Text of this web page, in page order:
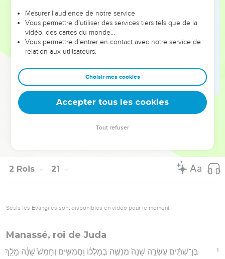
וּמִבָּנֶ֜יךָ אֲשֶׁ֨ר יֵצְא֧וּ מִמְּךָ֛ אֲשֶׁ֥ר תּוֹלִ֖יד *יקח **יִקָּ֑חוּ וְהָיוּ֙ סָֽרִיסִ֔ים
בְּהֵיכַ֖ל מֶ֥לֶךְ בָּבֶֽל׃
וַיֹּ֤אמֶר חִזְקִיָּ֙הוּ֙ אֶֽל־יְשַֽׁעְיָ֔הוּ ט֥וֹב דְּבַר־יְהוָ֖ה אֲשֶׁ֣ר דִּבַּ֑רְתָּ וַיֹּ֕אמֶר הֲל֛וֹא
אִם־שָׁל֥וֹם וֶאֱמֶ֖ת יִהְיֶ֥ה בְיָמָֽי׃
וְאֶת־הַתְּעָלָ֔ה וַיָּבֵ֥א אֶת־הַמַּ֖יִם הָעִ֑ירָה הֲלֹא־הֵ֣ם כְּתוּבִ֗ים עַל־סֵ֛פֶר
דִּבְרֵ֥י הַיָּמִ֖ים לְמַלְכֵ֥י יְהוּדָֽה׃
וַיִּשְׁכַּ֥ב חִזְקִיָּ֖הוּ עִם־אֲבֹתָ֑יו וַיִּמְלֹ֛ךְ מְנַשֶּׁ֥ה בְנ֖וֹ תַּחְתָּֽיו׃
Hébreu : © Westminster Leningrad Codex - tanach.us --- Grec : © 2010 by the
2 Rois 21
Seuls les Évangiles sont disponibles en vidéo pour le moment.
Manassé, roi de Juda
1
בֶּן־שְׁתֵּ֨ים עֶשְׂרֵ֤ה שָׁנָה֙ מְנַשֶּׁ֣ה בְמָלְכ֔וֹ וַחֲמִשִּׁ֤ים וְחָמֵשׁ֙ שָׁנָ֔ה מָלַ֖ךְ
Mesurer l'audience de notre service
Vous permettre d'utiliser des services tiers tels que de la
vidéo, des cartes du monde…
Vous permettre d'entrer en contact avec notre service de
relation aux utilisateurs.
Choisir mes cookies
Accepter tous les cookies
Tout refuser